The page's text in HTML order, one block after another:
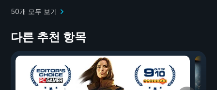
50개 모두 보기
다른 추천 항목